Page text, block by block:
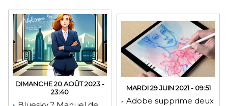
DIMANCHE 20 AOÛT 2023 -
23:40
MARDI 29 JUIN 2021 - 09:51
Adobe supprime deux